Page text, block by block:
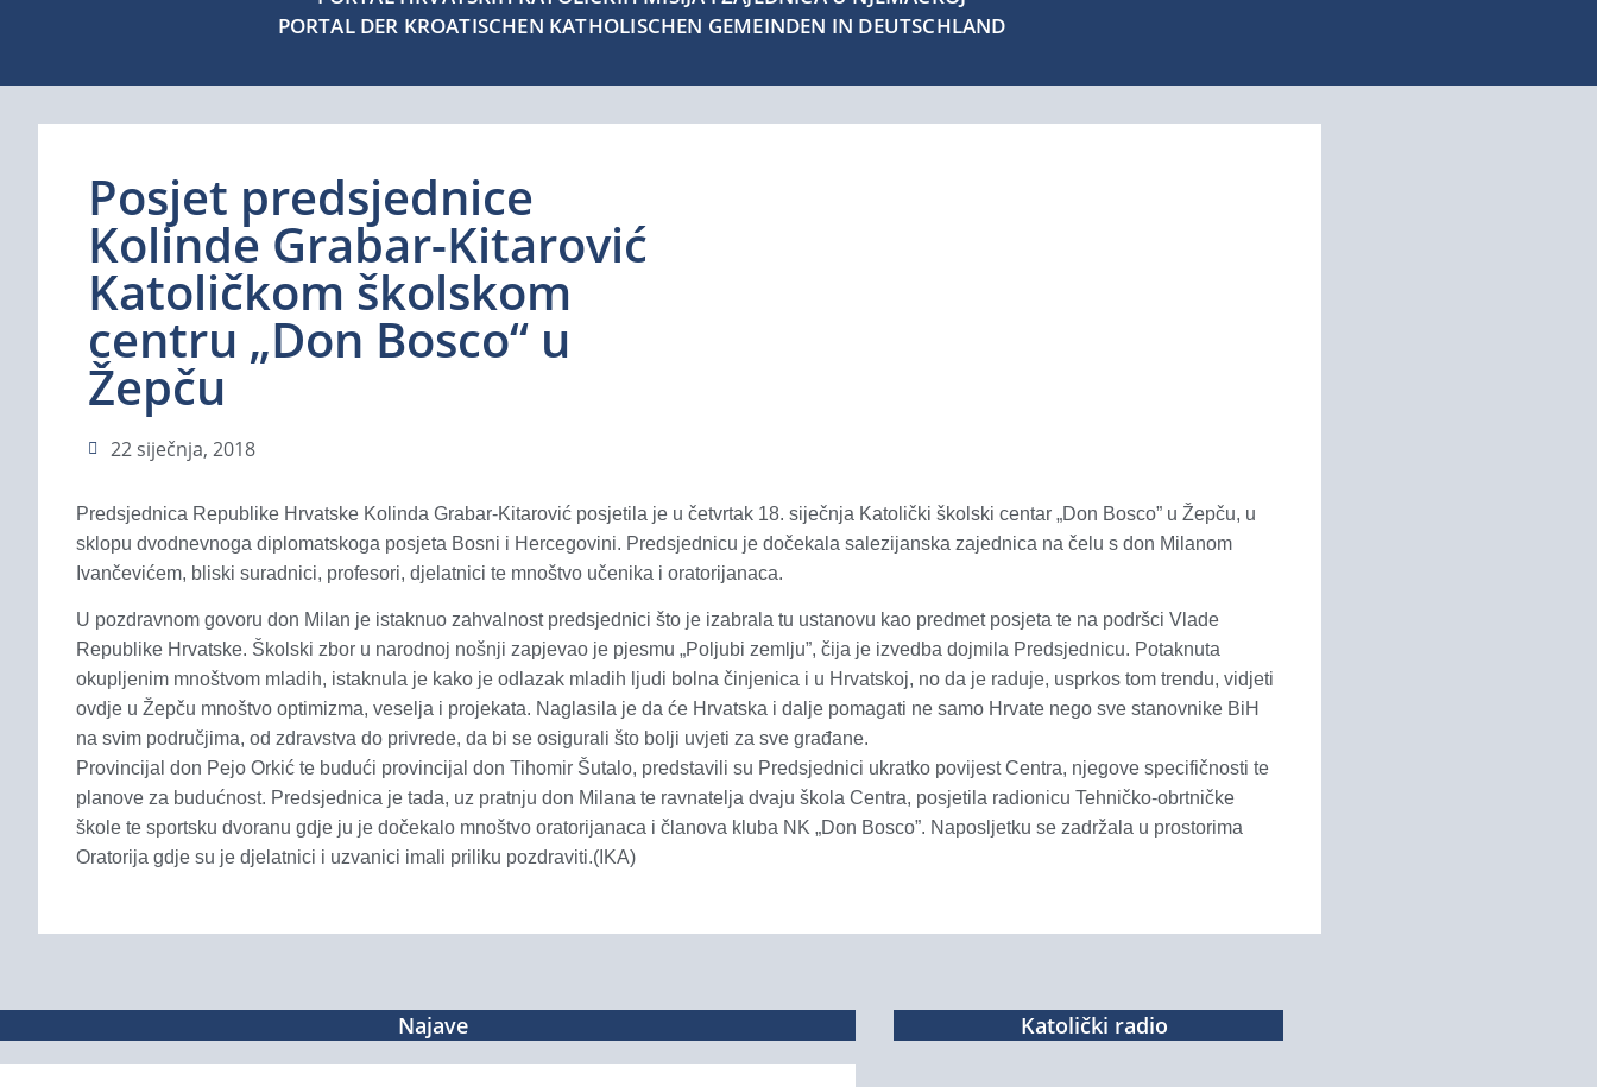
PORTAL DER KROATISCHEN KATHOLISCHEN GEMEINDEN IN DEUTSCHLAND
Posjet predsjednice
Kolinde Grabar-Kitarović
Katoličkom školskom
centru „Don Bosco“ u
Žepču
22 siječnja, 2018
Predsjednica Republike Hrvatske Kolinda Grabar-Kitarović posjetila je u četvrtak 18. siječnja Katolički školski centar „Don Bosco” u Žepču, u
sklopu dvodnevnoga diplomatskoga posjeta Bosni i Hercegovini. Predsjednicu je dočekala salezijanska zajednica na čelu s don Milanom
Ivančevićem, bliski suradnici, profesori, djelatnici te mnoštvo učenika i oratorijanaca.
U pozdravnom govoru don Milan je istaknuo zahvalnost predsjednici što je izabrala tu ustanovu kao predmet posjeta te na podršci Vlade
Republike Hrvatske. Školski zbor u narodnoj nošnji zapjevao je pjesmu „Poljubi zemlju”, čija je izvedba dojmila Predsjednicu. Potaknuta
okupljenim mnoštvom mladih, istaknula je kako je odlazak mladih ljudi bolna činjenica i u Hrvatskoj, no da je raduje, usprkos tom trendu, vidjeti
ovdje u Žepču mnoštvo optimizma, veselja i projekata. Naglasila je da će Hrvatska i dalje pomagati ne samo Hrvate nego sve stanovnike BiH
na svim područjima, od zdravstva do privrede, da bi se osigurali što bolji uvjeti za sve građane.
Provincijal don Pejo Orkić te budući provincijal don Tihomir Šutalo, predstavili su Predsjednici ukratko povijest Centra, njegove specifičnosti te
planove za budućnost. Predsjednica je tada, uz pratnju don Milana te ravnatelja dvaju škola Centra, posjetila radionicu Tehničko-obrtničke
škole te sportsku dvoranu gdje ju je dočekalo mnoštvo oratorijanaca i članova kluba NK „Don Bosco”. Naposljetku se zadržala u prostorima
Oratorija gdje su je djelatnici i uzvanici imali priliku pozdraviti.(IKA)
Najave Katolički radio